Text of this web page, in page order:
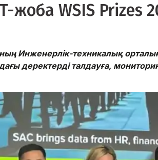
жоба WSIS Prizes
Инженерлік-техникалық
деректерді талдауға,